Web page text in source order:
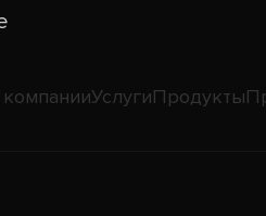
УслугиПродукты